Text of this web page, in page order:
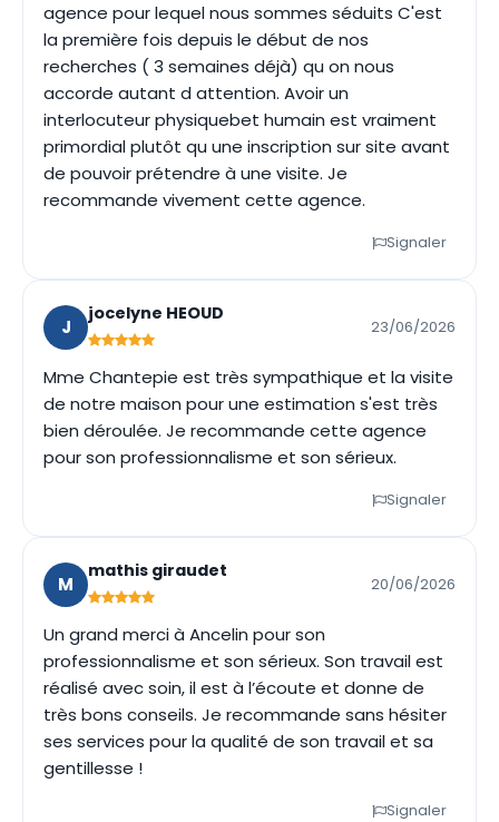
agence pour lequel nous sommes séduits C'est
la première fois depuis le début de nos
recherches ( 3 semaines déjà) qu on nous
accorde autant d attention. Avoir un
interlocuteur physiquebet humain est vraiment
primordial plutôt qu une inscription sur site avant
de pouvoir prétendre à une visite. Je
recommande vivement cette agence.
Signaler
J
jocelyne HEOUD
23/06/2026
Mme Chantepie est très sympathique et la visite
de notre maison pour une estimation s'est très
bien déroulée. Je recommande cette agence
pour son professionnalisme et son sérieux.
Signaler
M
mathis giraudet
20/06/2026
Un grand merci à Ancelin pour son
professionnalisme et son sérieux. Son travail est
réalisé avec soin, il est à l’écoute et donne de
très bons conseils. Je recommande sans hésiter
ses services pour la qualité de son travail et sa
gentillesse !
Signaler